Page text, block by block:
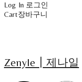
Log In 로그인
Cart장바구니
Zenyle┃제나일